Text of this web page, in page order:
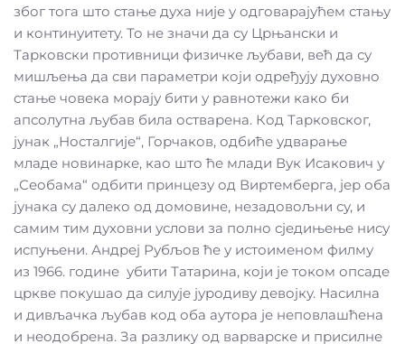
због тога што стање духа није у одговарајућем стању
и континуитету. То не значи да су Црњански и
Тарковски противници физичке љубави, већ да су
мишљења да сви параметри који одређују духовно
стање човека морају бити у равнотежи како би
апсолутна љубав била остварена. Код Тарковског,
јунак „Носталгије“, Горчаков, одбиће удварање
младе новинарке, као што ће млади Вук Исакович у
„Сеобама“ одбити принцезу од Виртемберга, јер оба
јунака су далеко од домовине, незадовољни су, и
самим тим духовни услови за полно сједињење нису
испуњени. Андреј Рубљов ће у истоименом филму
из 1966. године убити Татарина, који је током опсаде
цркве покушао да силује јуродиву девојку. Насилна
и дивљачка љубав код оба аутора је неповлашћена
и неодобрена. За разлику од варварске и присилне